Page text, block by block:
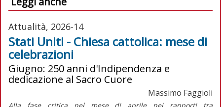
Attualità, 2026-14
Stati Uniti - Chiesa cattolica: mese di
celebrazioni
Giugno: 250 anni d'Indipendenza e
dedicazione al Sacro Cuore
Massimo Faggioli